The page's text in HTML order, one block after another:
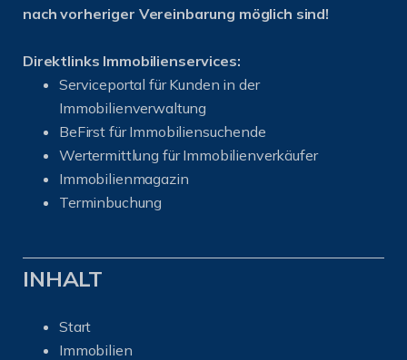
nach vorheriger Vereinbarung möglich sind!
Direktlinks Immobilienservices:
Serviceportal für Kunden in der
Immobilienverwaltung
BeFirst für Immobiliensuchende
Wertermittlung für Immobilienverkäufer
Immobilienmagazin
Terminbuchung
INHALT
Start
Immobilien